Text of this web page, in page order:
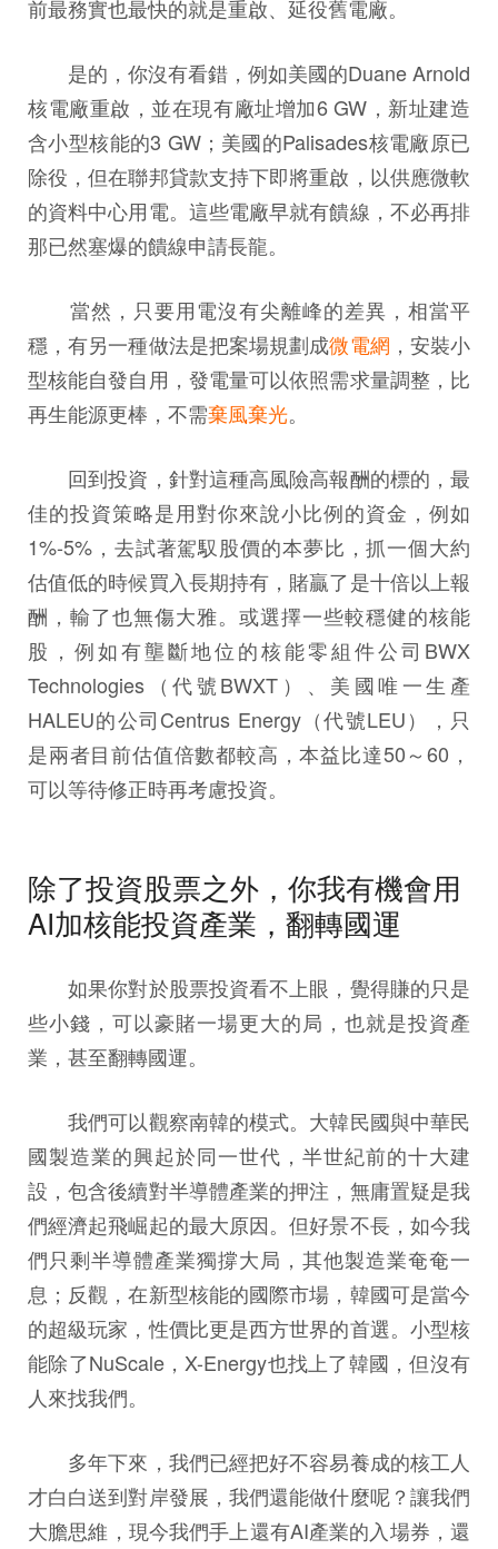
前最務實也最快的就是重啟、延役舊電廠。
是的，你沒有看錯，例如美國的Duane Arnold
核電廠重啟，並在現有廠址增加6 GW，新址建造
含小型核能的3 GW；美國的Palisades核電廠原已
除役，但在聯邦貸款支持下即將重啟，以供應微軟
的資料中心用電。這些電廠早就有饋線，不必再排
那已然塞爆的饋線申請長龍。
當然，只要用電沒有尖離峰的差異，相當平
穩，有另一種做法是把案場規劃成微電網 ，安裝小
型核能自發自用，發電量可以依照需求量調整，比
再生能源更棒，不需棄風棄光。
回到投資，針對這種高風險高報酬的標的，最
佳的投資策略是用對你來說小比例的資金，例如
1%-5%，去試著駕馭股價的本夢比，抓一個大約
估值低的時候買入長期持有，賭贏了是十倍以上報
酬，輸了也無傷大雅。或選擇一些較穩健的核能
股，例如有壟斷地位的核能零組件公司BWX
Technologies（代號BWXT）、美國唯一生產
HALEU的公司Centrus Energy（代號LEU），只
是兩者目前估值倍數都較高，本益比達50～60，
可以等待修正時再考慮投資。
除了投資股票之外，你我有機會用
AI加核能投資產業，翻轉國運
如果你對於股票投資看不上眼，覺得賺的只是
些小錢，可以豪賭一場更大的局，也就是投資產
業，甚至翻轉國運。
我們可以觀察南韓的模式。大韓民國與中華民
國製造業的興起於同一世代，半世紀前的十大建
設，包含後續對半導體產業的押注，無庸置疑是我
們經濟起飛崛起的最大原因。但好景不長，如今我
們只剩半導體產業獨撐大局，其他製造業奄奄一
息；反觀，在新型核能的國際市場，韓國可是當今
的超級玩家，性價比更是西方世界的首選。小型核
能除了NuScale，X-Energy也找上了韓國，但沒有
人來找我們。
多年下來，我們已經把好不容易養成的核工人
才白白送到對岸發展，我們還能做什麼呢？讓我們
大膽思維，現今我們手上還有AI產業的入場券，還